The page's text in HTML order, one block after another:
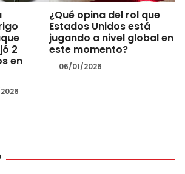
2
en
¿Qué opina del rol que
Estados Unidos está
jugando a nivel global en
este momento?
06/01/2026